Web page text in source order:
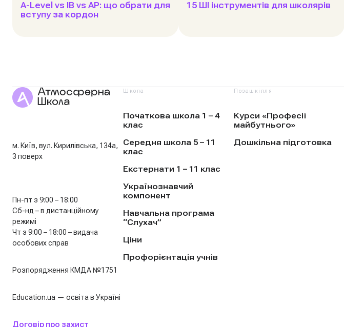
A-Level vs IB vs AP: що обрати для
вступу за кордон
15 ШІ інструментів для школярів
м. Київ, вул. Кирилівська, 134а,
3 поверх
Пн-пт з 9:00 – 18:00
Сб-нд – в дистанційному
режимі
Чт з 9:00 – 18:00 – видача
особових справ
Розпорядження КМДА №1751
Education.ua — освіта в Україні
Договір про захист
Школа
Початкова школа 1 – 4
клас
Середня школа 5 – 11
клас
Екстернати 1 – 11 клас
Українознавчий
компонент
Навчальна програма
“Слухач”
Ціни
Профорієнтація учнів
Позашкілля
Курси «Професії
майбутнього»
Дошкільна підготовка